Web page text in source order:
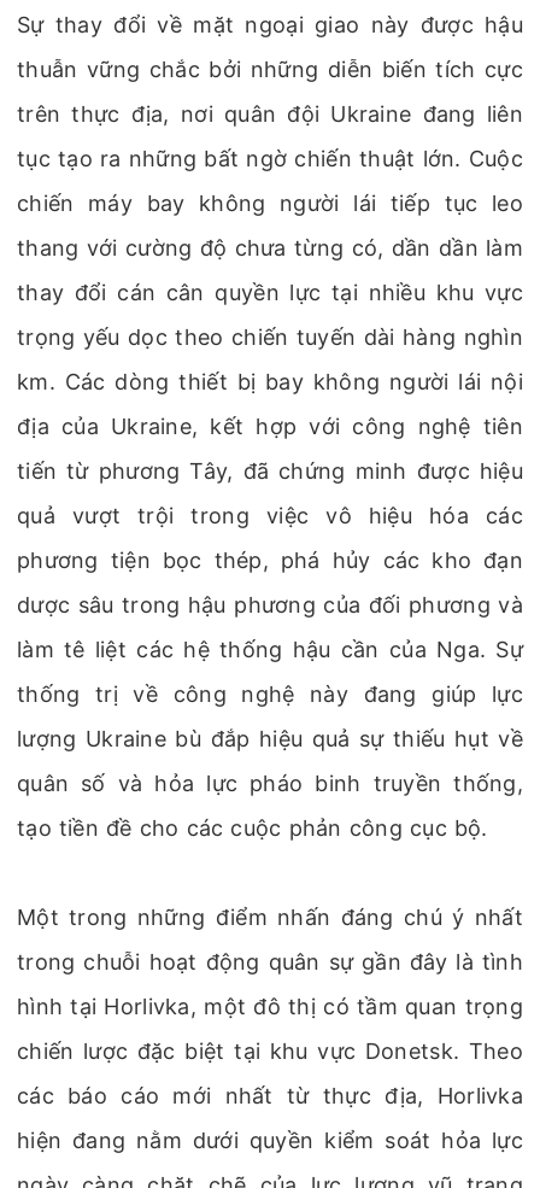
Sự thay đổi về mặt ngoại giao này được hậu
thuẫn vững chắc bởi những diễn biến tích cực
trên thực địa, nơi quân đội Ukraine đang liên
tục tạo ra những bất ngờ chiến thuật lớn. Cuộc
chiến máy bay không người lái tiếp tục leo
thang với cường độ chưa từng có, dần dần làm
thay đổi cán cân quyền lực tại nhiều khu vực
trọng yếu dọc theo chiến tuyến dài hàng nghìn
km. Các dòng thiết bị bay không người lái nội
địa của Ukraine, kết hợp với công nghệ tiên
tiến từ phương Tây, đã chứng minh được hiệu
quả vượt trội trong việc vô hiệu hóa các
phương tiện bọc thép, phá hủy các kho đạn
dược sâu trong hậu phương của đối phương và
làm tê liệt các hệ thống hậu cần của Nga. Sự
thống trị về công nghệ này đang giúp lực
lượng Ukraine bù đắp hiệu quả sự thiếu hụt về
quân số và hỏa lực pháo binh truyền thống,
tạo tiền đề cho các cuộc phản công cục bộ.
Một trong những điểm nhấn đáng chú ý nhất
trong chuỗi hoạt động quân sự gần đây là tình
hình tại Horlivka, một đô thị có tầm quan trọng
chiến lược đặc biệt tại khu vực Donetsk. Theo
các báo cáo mới nhất từ thực địa, Horlivka
hiện đang nằm dưới quyền kiểm soát hỏa lực